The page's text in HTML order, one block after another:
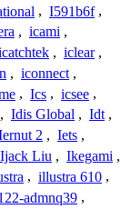
, I591b6f ,
, icami ,
, iclear ,
, iconnect ,
, Ics , icsee ,
, Idis Global , Idt ,
2 , Iets ,
Ijack Liu , Ikegami ,
, illustra 610 ,
admnq39 ,